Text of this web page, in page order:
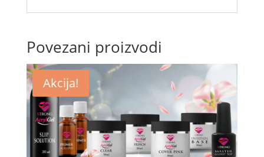
Povezani proizvodi
Akcija!